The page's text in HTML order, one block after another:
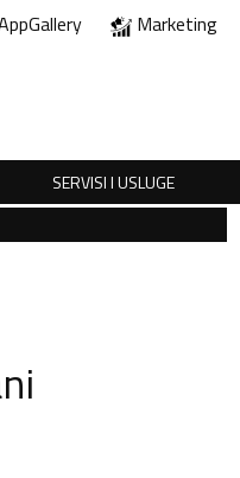
Marketing
SERVISI I USLUGE